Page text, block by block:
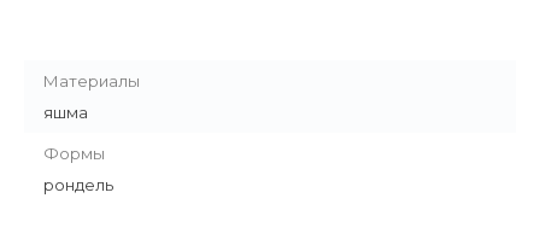
Материалы
яшма
Формы
рондель